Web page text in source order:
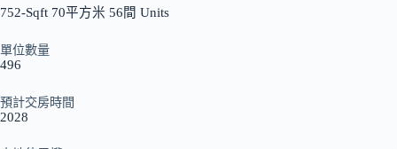
752-Sqft 70平方米 56間 Units
單位數量
496
預計交房時間
2028